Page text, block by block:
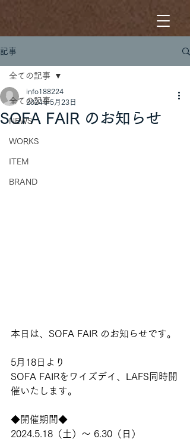
記事
全ての記事
NEWS
WORKS
ITEM
BRAND
全ての記事
SOFA FAIR のお知らせ
info188224
2024年5月23日
本日は、SOFA FAIR のお知らせです。
5月18日より
SOFA FAIRをワイズデイ、LAFS同時開
催いたします。
◆開催期間◆
2024.5.18（土）～ 6.30（日）